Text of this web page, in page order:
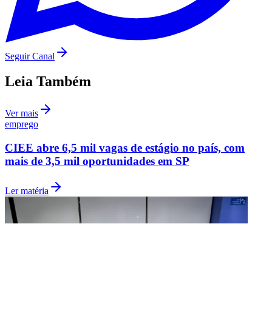
Santos
Seguir Canal
Leia Também
Ver mais
emprego
CIEE abre 6,5 mil vagas de estágio no país, com
mais de 3,5 mil oportunidades em SP
Ler matéria